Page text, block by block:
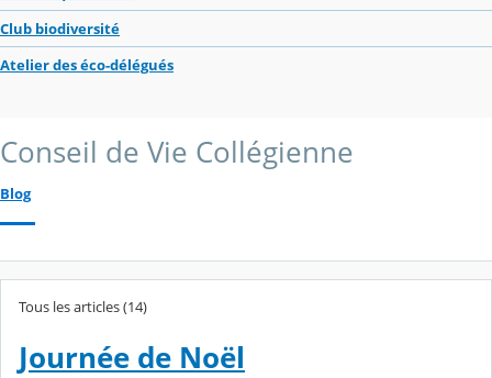
Club biodiversité
Atelier des éco-délégués
Conseil de Vie Collégienne
Blog
Tous les articles (14)
Journée de Noël